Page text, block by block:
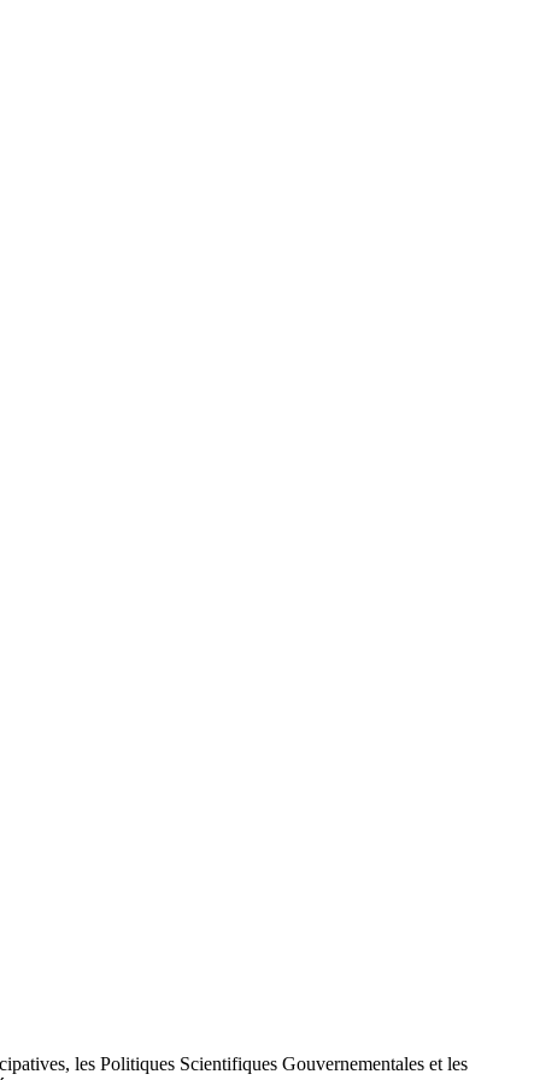
les Politiques Scientifiques Gouvernementales et les